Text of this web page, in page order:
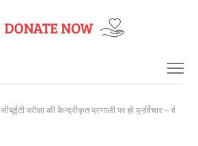
सीयूईटी परीक्षा की केन्द्रीकृत प्रणाली पर हो पुनर्विचार – देवेंद्र